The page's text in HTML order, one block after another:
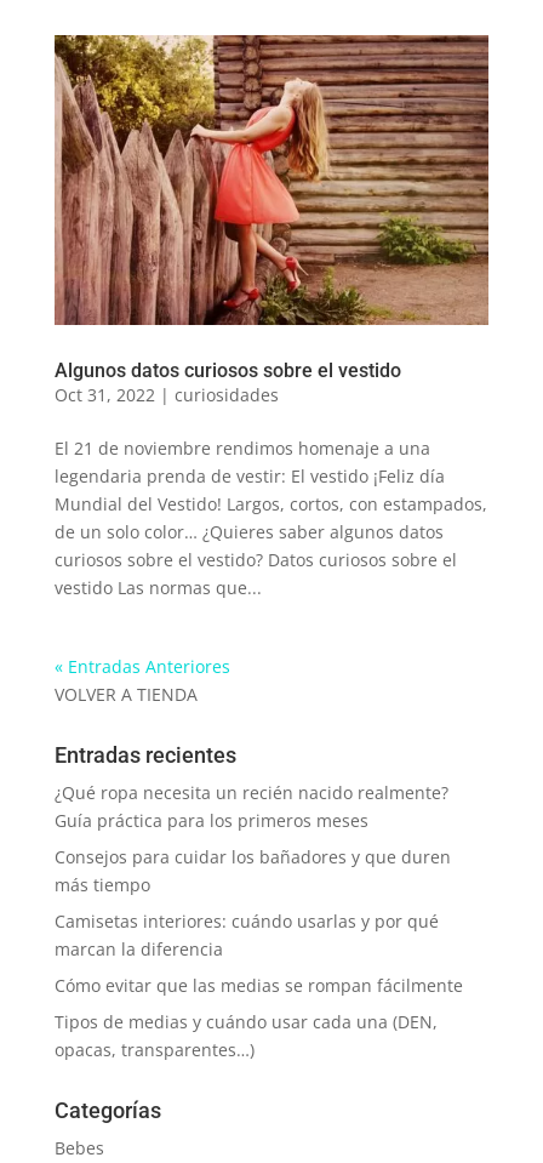
Algunos datos curiosos sobre el vestido
Oct 31, 2022 | curiosidades
El 21 de noviembre rendimos homenaje a una
legendaria prenda de vestir: El vestido ¡Feliz día
Mundial del Vestido! Largos, cortos, con estampados,
de un solo color… ¿Quieres saber algunos datos
curiosos sobre el vestido? Datos curiosos sobre el
vestido Las normas que...
« Entradas Anteriores
VOLVER A TIENDA
Entradas recientes
¿Qué ropa necesita un recién nacido realmente?
Guía práctica para los primeros meses
Consejos para cuidar los bañadores y que duren
más tiempo
Camisetas interiores: cuándo usarlas y por qué
marcan la diferencia
Cómo evitar que las medias se rompan fácilmente
Tipos de medias y cuándo usar cada una (DEN,
opacas, transparentes…)
Categorías
Bebes